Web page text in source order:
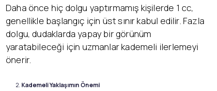
Daha önce hiç dolgu yaptırmamış kişilerde 1 cc,
genellikle başlangıç için üst sınır kabul edilir. Fazla
dolgu, dudaklarda yapay bir görünüm
yaratabileceği için uzmanlar kademeli ilerlemeyi
önerir.
Kademeli Yaklaşımın Önemi